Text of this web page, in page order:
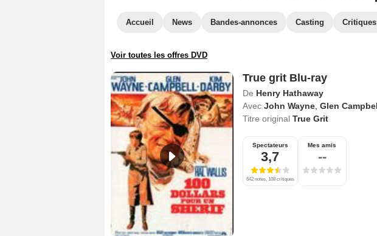
Accueil News Bandes-annonces Casting
Voir toutes les offres DVD
True grit Blu-ray
De Henry Hathaway
Avec John Wayne, Glen
Titre original True Grit
Spectateurs
3,7
642 notes, 108 critiques
Mes amis
--